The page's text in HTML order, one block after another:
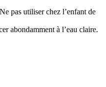
pas utiliser chez l’enfant de
abondamment à l’eau claire.